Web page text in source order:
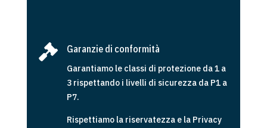
 Garanzie di conformità
Garantiamo le classi di protezione da 1 a
3 rispettando i livelli di sicurezza da P1 a
P7.
Rispettiamo la riservatezza e la Privacy